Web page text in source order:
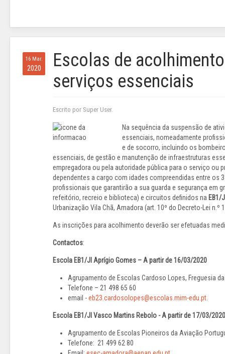
16 Mar.
2020
Escolas de
serviços essenciais
Escrito por Super User.
Na sequência da suspensão de
essenciais, nomeadamente
e de socorro, incluindo os
essenciais, de gestão e manutenção de infraestruturas
empregadora ou pela autoridade pública para o serviço
dependentes a cargo com idades compreendidas entre
profissionais que garantirão a sua guarda e segurança em
refeitório, recreio e biblioteca) e circuitos definidos na EB1/
Urbanização Vila Chã, Amadora (art. 10º do Decreto-Lei n.º
As inscrições para acolhimento deverão ser efetuadas
Contactos:
Escola EB1/JI Aprígio Gomes – A partir de 16/03/2020
Agrupamento de Escolas Cardoso Lopes, Freguesia
Telefone – 21 498 65 60
email -eb23.cardosolopes@escolas.mim-edu.pt
Escola EB1/JI Vasco Martins Rebolo - A partir de 17/03/2020
Agrupamento de Escolas Pioneiros da Aviação
Telefone: 21 499 62 80